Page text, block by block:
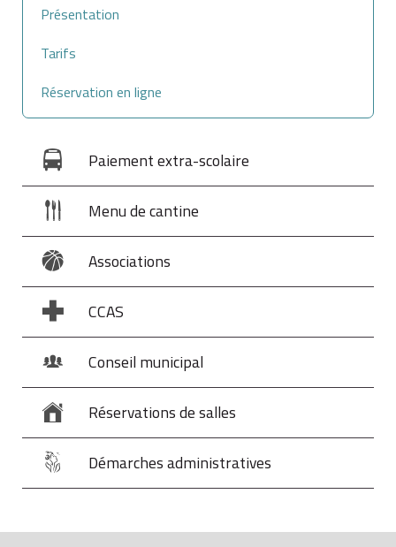
Présentation
Tarifs
Réservation en ligne
Paiement extra-scolaire
Menu de cantine
Associations
CCAS
Conseil municipal
Réservations de salles
Démarches administratives